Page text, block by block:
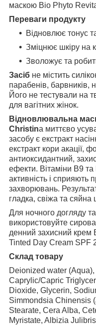
маскою Bio Phyto
Переваги продукту
Відновлює тонус
Зміцнює шкіру на
Зволожує та
Засіб не містить
парабенів, барвників,
Його не тестували на
для вагітних жінок.
Відновлювальна
Christina миттєво
засобу є екстракт
екстракт кори акації,
антиоксидантний,
ефекти. Вітаміни B9
активність і сприяють
захворювань.
гладка, свіжа та сяйна
Для ночного догляду
використовуйте
денний захисний крем
Tinted Day Cream SPF
Склад товару
Deionized water
Caprylic/Capric
Dioxide, Glycerin,
Simmondsia Chinensis
Stearate, Cera Alba,
Myristate, Albizia